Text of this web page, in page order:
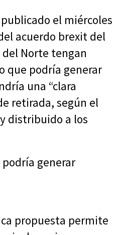
el miércoles
acuerdo brexit del
Norte tengan
que podría generar
una “clara
retirada, según el
distribuido a los
generar
propuesta permite